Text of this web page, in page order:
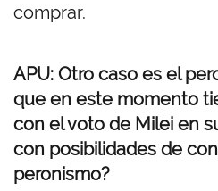
comprar.
APU: Otro caso es el
que en este momento
con el voto de Milei en
con posibilidades de
peronismo?